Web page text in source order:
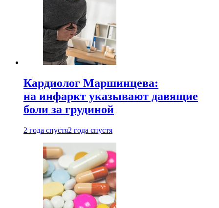
Кардиолог Маршинцева:
на инфаркт указывают давящие
боли за грудиной
2 года спустя2 года спустя